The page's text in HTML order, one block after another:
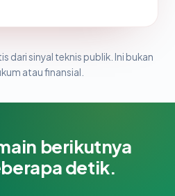
dari sinyal teknis publik. Ini bukan
atau finansial.
berikutnya
detik.